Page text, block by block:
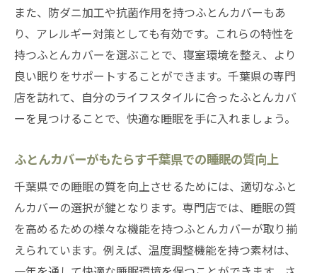
また、防ダニ加工や抗菌作用を持つふとんカバーもあ
り、アレルギー対策としても有効です。これらの特性を
持つふとんカバーを選ぶことで、寝室環境を整え、より
良い眠りをサポートすることができます。千葉県の専門
店を訪れて、自分のライフスタイルに合ったふとんカバ
ーを見つけることで、快適な睡眠を手に入れましょう。
ふとんカバーがもたらす千葉県での睡眠の質向上
千葉県での睡眠の質を向上させるためには、適切なふと
んカバーの選択が鍵となります。専門店では、睡眠の質
を高めるための様々な機能を持つふとんカバーが取り揃
えられています。例えば、温度調整機能を持つ素材は、